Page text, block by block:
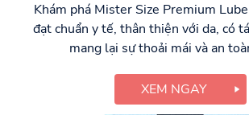
Khám phá Mister Size Premium
đạt chuẩn y tế, thân thiện với da, có
mang lại sự thoải mái và an
XEM NGAY